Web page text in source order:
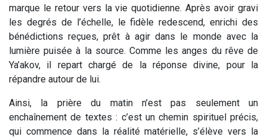
marque le retour vers la vie quotidienne. Après avoir gravi
les degrés de l’échelle, le fidèle redescend, enrichi des
bénédictions reçues, prêt à agir dans le monde avec la
lumière puisée à la source. Comme les anges du rêve de
Ya’akov, il repart chargé de la réponse divine, pour la
répandre autour de lui.
Ainsi, la prière du matin n’est pas seulement un
enchaînement de textes : c’est un chemin spirituel précis,
qui commence dans la réalité matérielle, s’élève vers la